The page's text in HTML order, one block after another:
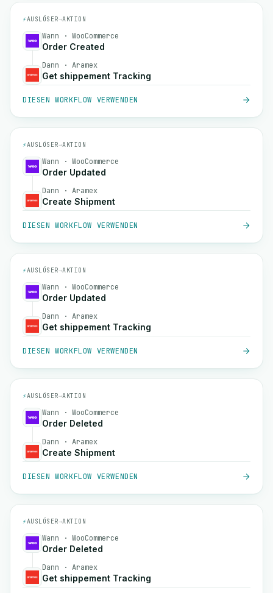
⚡AUSLÖSER→AKTION
Wann · WooCommerce
Order Created
Dann · Aramex
Get shippement Tracking
DIESEN WORKFLOW VERWENDEN
⚡AUSLÖSER→AKTION
Wann · WooCommerce
Order Updated
Dann · Aramex
Create Shipment
DIESEN WORKFLOW VERWENDEN
⚡AUSLÖSER→AKTION
Wann · WooCommerce
Order Updated
Dann · Aramex
Get shippement Tracking
DIESEN WORKFLOW VERWENDEN
⚡AUSLÖSER→AKTION
Wann · WooCommerce
Order Deleted
Dann · Aramex
Create Shipment
DIESEN WORKFLOW VERWENDEN
⚡AUSLÖSER→AKTION
Wann · WooCommerce
Order Deleted
Dann · Aramex
Get shippement Tracking